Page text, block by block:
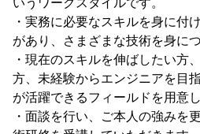
・実務に必要なスキルを身に付
があり、さまざまな技術を身に
・現在のスキルを伸ばしたい方
方、未経験からエンジニアを目
が活躍できるフィールドを用意し
・面談を行い、ご本人の強みを